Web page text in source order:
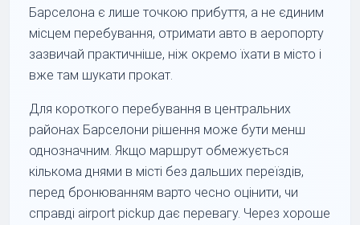
Барселона є лише точкою прибуття, а не єдиним
місцем перебування, отримати авто в аеропорту
зазвичай практичніше, ніж окремо їхати в місто і
вже там шукати прокат.
Для короткого перебування в центральних
районах Барселони рішення може бути менш
однозначним. Якщо маршрут обмежується
кількома днями в місті без дальших переїздів,
перед бронюванням варто чесно оцінити, чи
справді airport pickup дає перевагу. Через хороше